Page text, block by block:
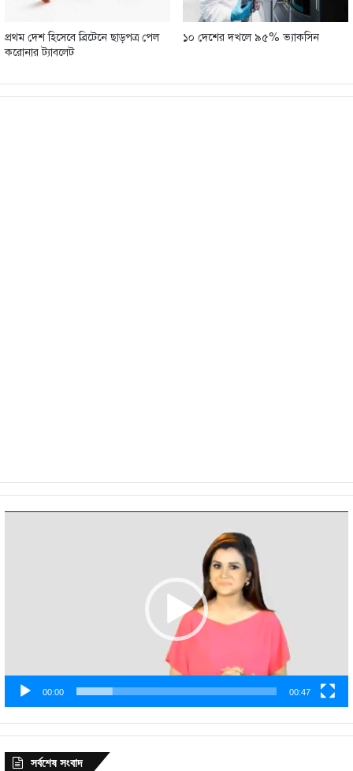
প্রথম দেশ হিসেবে ব্রিটেনে ছাড়পত্র পেল
করোনার ট্যাবলেট
১০ দেশের দখলে ৯৫% ভ্যাকসিন
00:00 00:47
সর্বশেষ সংবাদ